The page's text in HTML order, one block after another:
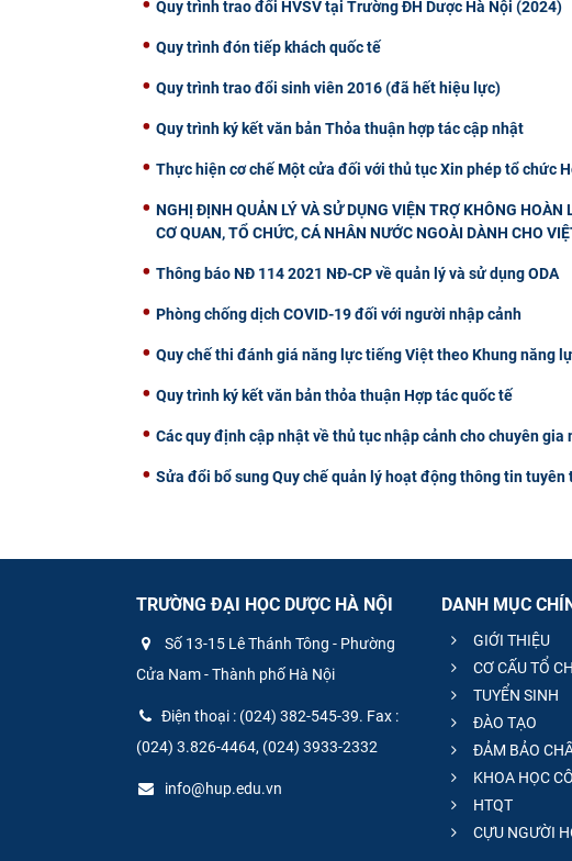
Quy trình trao đổi HVSV tại Trường ĐH Dược Hà Nội (2024)
Quy trình đón tiếp khách quốc tế
Quy trình trao đổi sinh viên 2016 (đã hết hiệu lực)
Quy trình ký kết văn bản Thỏa thuận hợp tác cập nhật
Thực hiện cơ chế Một cửa đối với thủ tục Xin phép tổ chức
NGHỊ ĐỊNH QUẢN LÝ VÀ SỬ DỤNG VIỆN TRỢ KHÔNG
CƠ QUAN, TỔ CHỨC, CÁ NHÂN NƯỚC NGOÀI DÀNH CHO
Thông báo NĐ 114 2021 NĐ-CP về quản lý và sử dụng ODA
Phòng chống dịch COVID-19 đối với người nhập cảnh
Quy chế thi đánh giá năng lực tiếng Việt theo Khung năng
Quy trình ký kết văn bản thỏa thuận Hợp tác quốc tế
Các quy định cập nhật về thủ tục nhập cảnh cho chuyên gia
Sửa đổi bổ sung Quy chế quản lý hoạt động thông tin tuyên
TRƯỜNG ĐẠI HỌC DƯỢC HÀ NỘI
Số 13-15 Lê Thánh Tông - Phường
Cửa Nam - Thành phố Hà Nội
Điện thoại : (024) 382-545-39. Fax :
(024) 3.826-4464, (024) 3933-2332
info@hup.edu.vn
DANH MỤC
GIỚI THIỆU
CƠ CẤU TỔ
TUYỂN SINH
ĐÀO TẠO
ĐẢM BẢO
KHOA HỌC
HTQT
CỰU NGƯỜI